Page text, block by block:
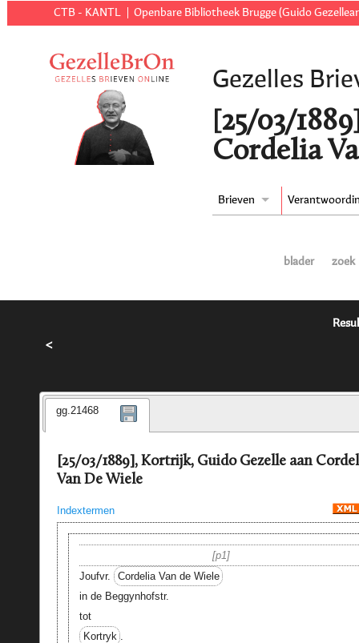
CTB - KANTL Openbare Bibliotheek Brugge (Guido
Gezelles
[25/03/
Cordelia
Brieven
blader zoek
<
gg.21468
[25/03/1889], Kortrijk, Guido Gezelle aan
Van De Wiele
Indextermen
p1
Joufvr.
Cordelia Van de Wiele
in de Beggynhofstr.
tot
Kortryk